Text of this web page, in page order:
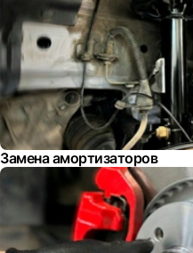
Замена амортизаторов